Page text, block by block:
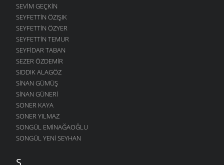
SEVIM GEÇKIN
SEYFETTIN ÖZIŞIK
SEYFETTIN ÖZYER
SEYFETTIN TEMUR
SEYFIDAR TABAN
SEZER ÖZDEMIR
SIDDIK ALAGÖZ
SINAN GÜMÜŞ
SINAN GÜNERI
SONER KAYA
SONER YILMAZ
SONGÜL EMINAĞAOĞLU
SONGÜL YENI SEYHAN
Ş